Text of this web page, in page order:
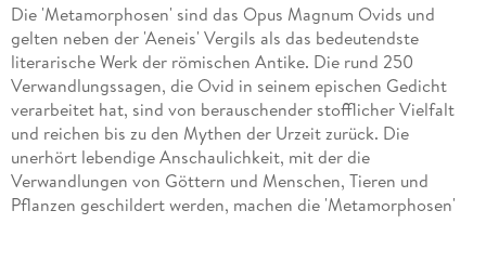
Die 'Metamorphosen' sind das Opus Magnum Ovids und
gelten neben der 'Aeneis' Vergils als das bedeutendste
literarische Werk der römischen Antike. Die rund 250
Verwandlungssagen, die Ovid in seinem epischen Gedicht
verarbeitet hat, sind von berauschender stofflicher Vielfalt
und reichen bis zu den Mythen der Urzeit zurück. Die
unerhört lebendige Anschaulichkeit, mit der die
Verwandlungen von Göttern und Menschen, Tieren und
Pflanzen geschildert werden, machen die 'Metamorphosen'